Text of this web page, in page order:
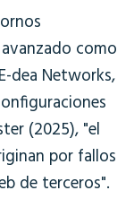
como
dea Networks,
(2025), "el
por fallos
de terceros".